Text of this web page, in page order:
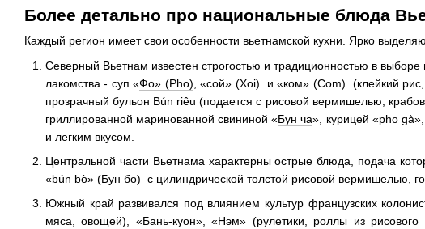
Более детально про национальные блюда
Каждый регион имеет свои особенности вьетнамской кухни. Ярко
Северный Вьетнам известен строгостью и традиционностью в
лакомства - суп «Фо» (Pho) , «сой» (Xoi) и «ком» (Com) (клейкий
прозрачный бульон Bún riêu (подается с рисовой вермишелью,
гриллированной маринованной свининой «Бун ча», курицей «pho
и легким вкусом.
Центральной части Вьетнама характерны острые блюда, подача
«bún bò» (Бун бо) с цилиндрической толстой рисовой вермишелью,
Южный край развивался под влиянием культур французских
мяса, овощей), «Бань-куон», «Нэм» (рулетики, роллы из